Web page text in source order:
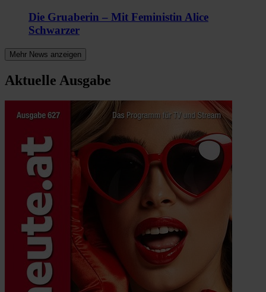
Die Gruaberin – Mit Feministin Alice
Schwarzer
Mehr News anzeigen
Aktuelle Ausgabe